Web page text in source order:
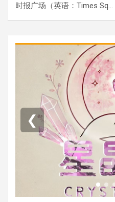
时报广场（英语：Times Sq…
❮